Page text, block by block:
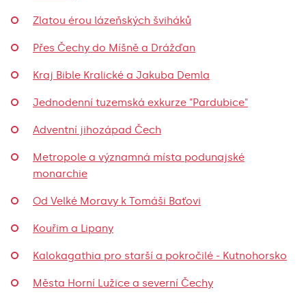
Zlatou érou lázeňských šviháků
Přes Čechy do Míšně a Drážďan
Kraj Bible Kralické a Jakuba Demla
Jednodenní tuzemská exkurze "Pardubice"
Adventní jihozápad Čech
Metropole a významná místa podunajské
monarchie
Od Velké Moravy k Tomáši Baťovi
Kouřim a Lipany
Kalokagathia pro starší a pokročilé - Kutnohorsko
Města Horní Lužice a severní Čechy